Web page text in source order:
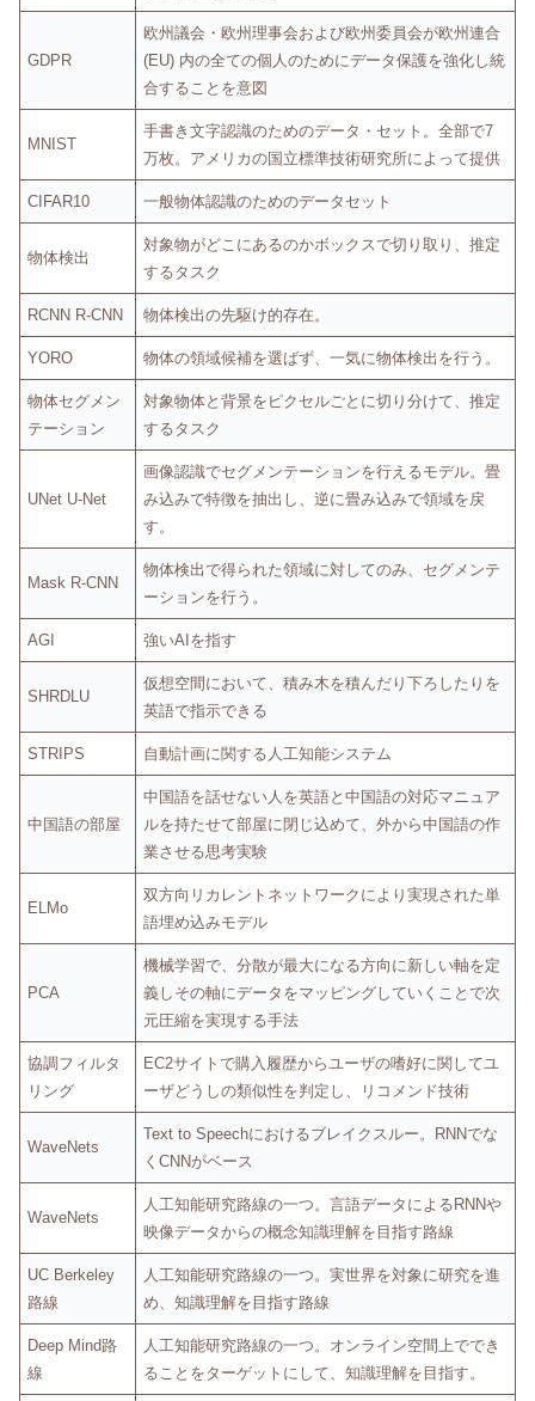
GDPR
欧州議会・欧州理事会および欧州委員会が欧州連合
(EU) 内の全ての個人のためにデータ保護を強化し統
合することを意図
MNIST
手書き文字認識のためのデータ・セット。全部で7
万枚。アメリカの国立標準技術研究所によって提供
CIFAR10 一般物体認識のためのデータセット
物体検出
対象物がどこにあるのかボックスで切り取り、推定
するタスク
RCNN R-CNN 物体検出の先駆け的存在。
YORO 物体の領域候補を選ばず、一気に物体検出を行う。
物体セグメン
テーション
対象物体と背景をピクセルごとに切り分けて、推定
するタスク
UNet U-Net
画像認識でセグメンテーションを行えるモデル。畳
み込みで特徴を抽出し、逆に畳み込みで領域を戻
す。
Mask R-CNN
物体検出で得られた領域に対してのみ、セグメンテ
ーションを行う。
AGI 強いAIを指す
SHRDLU
仮想空間において、積み木を積んだり下ろしたりを
英語で指示できる
STRIPS 自動計画に関する人工知能システム
中国語の部屋
中国語を話せない人を英語と中国語の対応マニュア
ルを持たせて部屋に閉じ込めて、外から中国語の作
業させる思考実験
ELMo
双方向リカレントネットワークにより実現された単
語埋め込みモデル
PCA
機械学習で、分散が最大になる方向に新しい軸を定
義しその軸にデータをマッピングしていくことで次
元圧縮を実現する手法
協調フィルタ
リング
EC2サイトで購入履歴からユーザの嗜好に関してユ
ーザどうしの類似性を判定し、リコメンド技術
WaveNets
Text to Speechにおけるブレイクスルー。RNNでな
くCNNがベース
WaveNets
人工知能研究路線の一つ。言語データによるRNNや
映像データからの概念知識理解を目指す路線
UC Berkeley
路線
人工知能研究路線の一つ。実世界を対象に研究を進
め、知識理解を目指す路線
Deep Mind路
線
人工知能研究路線の一つ。オンライン空間上ででき
ることをターゲットにして、知識理解を目指す。